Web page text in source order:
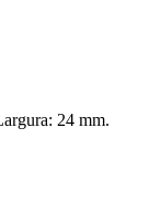
24 mm.